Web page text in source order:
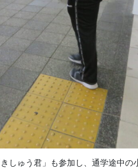
しゅう君」も参加し、通学途中の